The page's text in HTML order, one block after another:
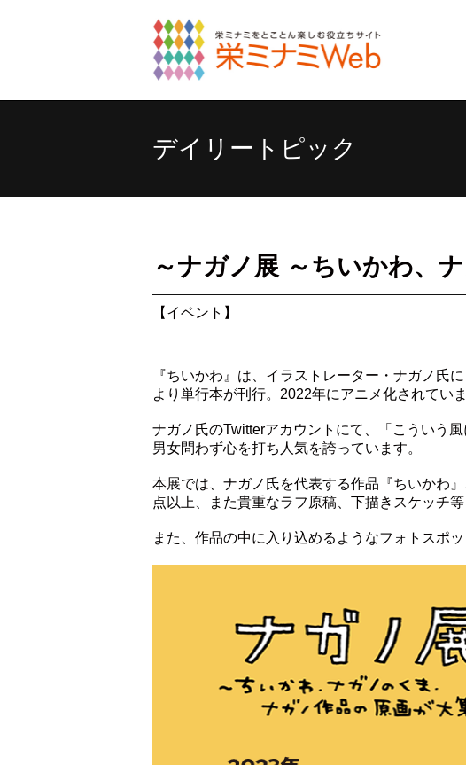
デイリートピック
～ナガノ展 ～ちいかわ、
【イベント】
『ちいかわ』は、イラストレーター・ナガノ氏
より単行本が刊行。2022年にアニメ化されていま
ナガノ氏のTwitterアカウントにて、「こういう
男女問わず心を打ち人気を誇っています。
本展では、ナガノ氏を代表する作品『ちいかわ
点以上、また貴重なラフ原稿、下描きスケッチ等
また、作品の中に入り込めるようなフォトスポ